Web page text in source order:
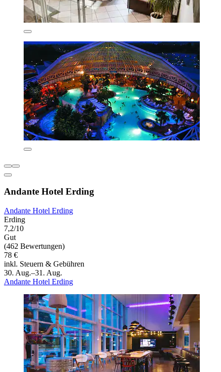
Andante Hotel Erding
Andante Hotel Erding
Erding
7,2/10
Gut
(462 Bewertungen)
78 €
inkl. Steuern & Gebühren
30. Aug.–31. Aug.
Andante Hotel Erding